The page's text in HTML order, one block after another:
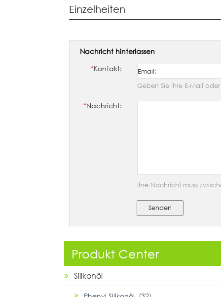
Einzelheiten
Nachricht hinterlassen
*Kontakt:
Geben Sie Ihre E-Mail
*Nachricht:
Ihre Nachricht muss
Senden
Produkt Center
Silikonöl